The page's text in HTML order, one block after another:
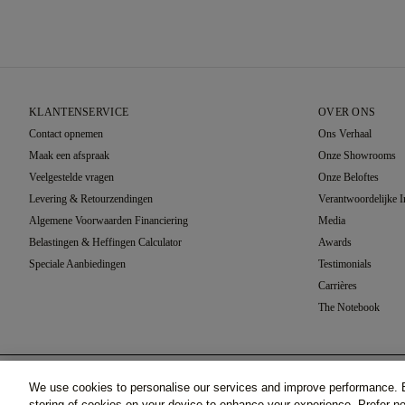
KLANTENSERVICE
Contact opnemen
Maak een afspraak
Veelgestelde vragen
Levering & Retourzendingen
Algemene Voorwaarden Financiering
Belastingen & Heffingen Calculator
Speciale Aanbiedingen
OVER ONS
Ons Verhaal
Onze Showrooms
Onze Beloftes
Verantwoordelijke
Media
Awards
Testimonials
Carrières
The Notebook
©2026 77 Diamonds GmbH - Schumannstraße 27. 60325
Hampstead, Witgoud (18k)
We use cookies to personalise our services and improve